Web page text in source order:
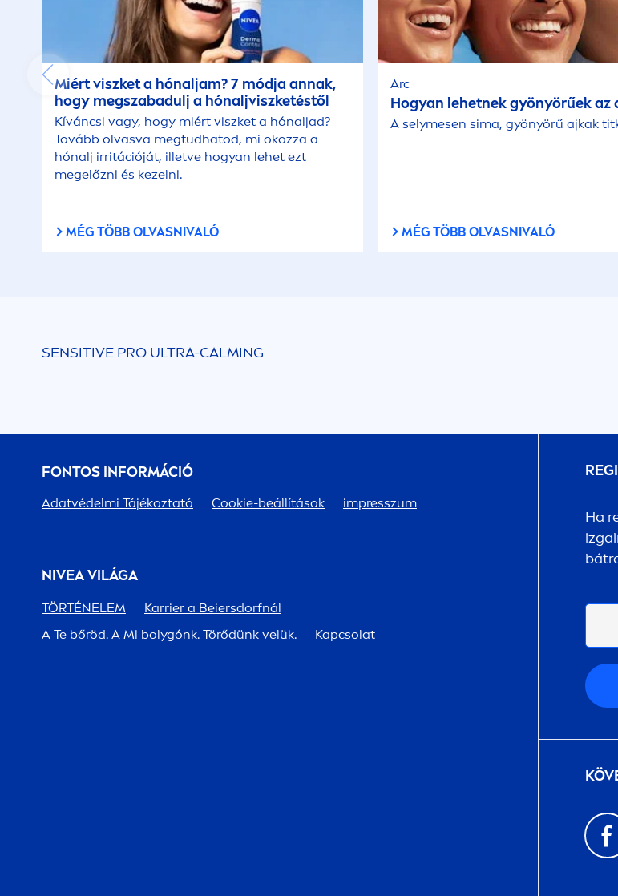
Miért viszket a hónaljam? 7 módja annak,
hogy megszabadulj a hónaljviszketéstől
Kíváncsi vagy, hogy miért viszket a hónaljad?
Tovább olvasva megtudhatod, mi okozza a
hónalj irritációját, illetve hogyan lehet ezt
megelőzni és kezelni.
MÉG TÖBB OLVASNIVALÓ
Arc
Hogyan lehetnek gyönyörűek az
A selymesen sima, gyönyörű ajkak
MÉG TÖBB OLVASNIVALÓ
SENSITIVE PRO ULTRA-CALMING
FONTOS INFORMÁCIÓ
Adatvédelmi Tájékoztató Cookie-beállítások impresszum
NIVEAVILÁGA
TÖRTÉNELEM
Karrier a Beiersdorfnál
A Te bőröd. A Mi bolygónk. Törődünk velük.
Kapcsolat
Ha